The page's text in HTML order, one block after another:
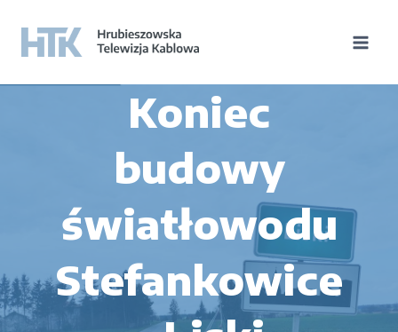
Koniec
budowy
światłowodu
Stefankowice